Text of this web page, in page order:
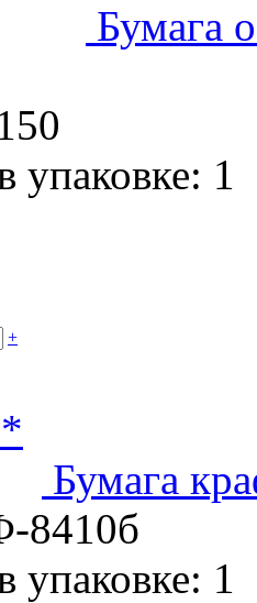
Бумага
упаковке: 1
+
Бумага
8410б
упаковке: 1